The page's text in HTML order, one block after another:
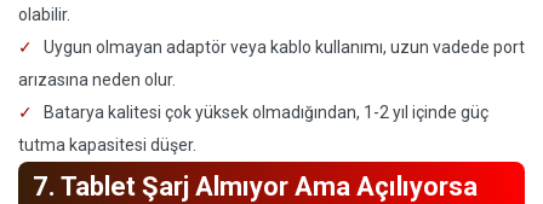
olabilir.
Uygun olmayan adaptör veya kablo kullanımı, uzun vadede port
arızasına neden olur.
Batarya kalitesi çok yüksek olmadığından, 1-2 yıl içinde güç
tutma kapasitesi düşer.
7. Tablet Şarj Almıyor Ama Açılıyorsa